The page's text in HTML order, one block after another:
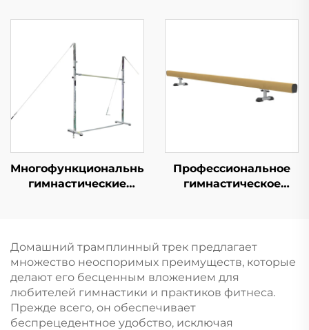
профессиональной
противовесом для
Многофункциональные
гимнастические
асимметричных
брусьях Спортивное
оборудование
Профессиональное
гимнастическое
Домашний трамплинный трек предлагает
множество неоспоримых преимуществ, которые
делают его бесценным вложением для
любителей гимнастики и практиков фитнеса.
Прежде всего, он обеспечивает
беспрецедентное удобство, исключая